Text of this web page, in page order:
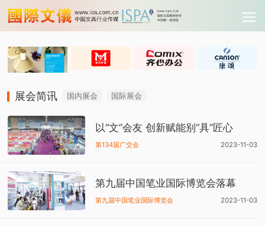
展会简讯 国内展会 国际展会
以“文”会友 创新赋能别“具”匠心
第134届广交会 2023-11-03
第九届中国笔业国际博览会落幕
第九届中国笔业国际博览会 2023-11-03